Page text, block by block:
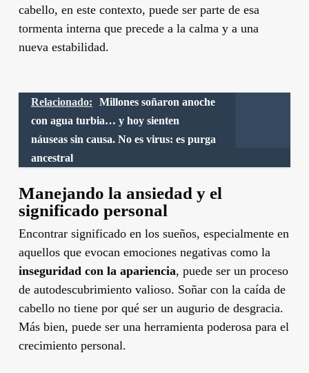
cabello, en este contexto, puede ser parte de esa
tormenta interna que precede a la calma y a una
nueva estabilidad.
Relacionado:
Millones soñaron anoche
con agua turbia… y hoy sienten
náuseas sin causa. No es virus: es purga
ancestral
Manejando la ansiedad y el
significado personal
Encontrar significado en los sueños, especialmente en
aquellos que evocan emociones negativas como la
inseguridad con la apariencia, puede ser un proceso
de autodescubrimiento valioso. Soñar con la caída de
cabello no tiene por qué ser un augurio de desgracia.
Más bien, puede ser una herramienta poderosa para el
crecimiento personal.